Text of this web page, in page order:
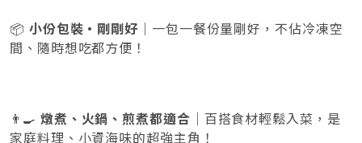
📦 小份包裝・剛剛好 ｜一包一餐份量剛好，不佔冷凍空
間、隨時想吃都方便！
👨‍🍳 燉煮、火鍋、煎煮都適合 ｜百搭食材輕鬆入菜，是
家庭料理、小資海味的超強主角！